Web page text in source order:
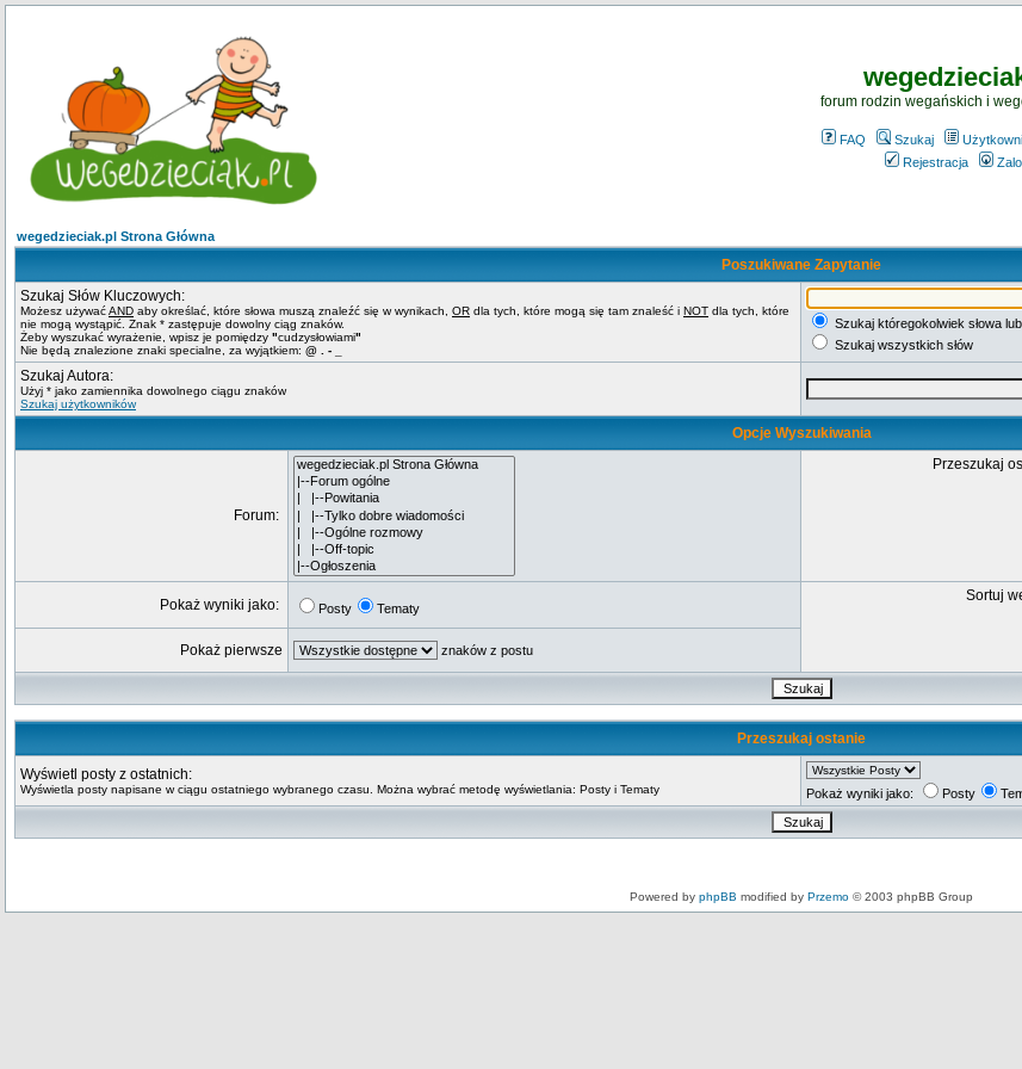
forum rodzin wegańskich i
FAQ Szukaj
Rejestracja
wegedzieciak.pl Strona Główna
Poszukiwane Zapytanie
Szukaj Słów Kluczowych:
Możesz używaćAND aby określać, które słowa muszą znaleźć się w wynikach, OR dla tych, które mogą się tam znaleść i NOT dla tych, które
nie mogą wystąpić. Znak * zastępuje dowolny ciąg znaków.
Żeby wyszukać wyrażenie, wpisz je pomiędzy "cudzysłowiami"
Nie będą znalezione znaki specialne, za wyjątkiem: @ . - _
Szukaj któregokolwiek słowa
Szukaj wszystkich słów
Szukaj Autora:
Użyj * jako zamiennika dowolnego ciągu znaków
Szukaj użytkowników
Opcje Wyszukiwania
Forum:
Przeszukaj
Pokaż wyniki jako: Posty Tematy
Sortuj
Pokaż pierwsze znaków z postu
Przeszukaj ostanie
Wyświetl posty z ostatnich:
Wyświetla posty napisane w ciągu ostatniego wybranego czasu. Można wybrać metodę wyświetlania: Posty i Tematy Pokaż wyniki jako: Posty
Powered by phpBB modified by Przemo © 2003 phpBB Group